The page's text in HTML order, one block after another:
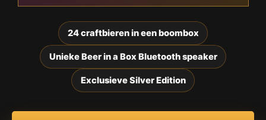
24 craftbieren in een boombox
Unieke Beer in a Box Bluetooth speaker
Exclusieve Silver Edition